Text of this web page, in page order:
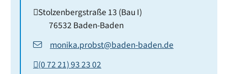
Stolzenbergstraße 13 (Bau I)
76532 Baden-Baden
monika.probst@baden-baden.de
(07221) 932302